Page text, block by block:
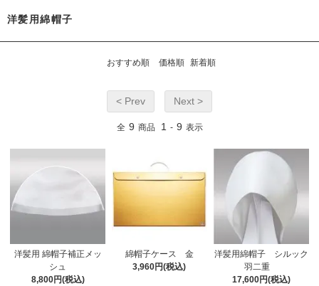
洋髪用綿帽子
おすすめ順 価格順 新着順
< Prev Next >
全 9 商品 1 - 9 表示
洋髪用 綿帽子補正メッ
シュ
8,800円(税込)
綿帽子ケース 金
3,960円(税込)
洋髪用綿帽子 シルック
羽二重
17,600円(税込)